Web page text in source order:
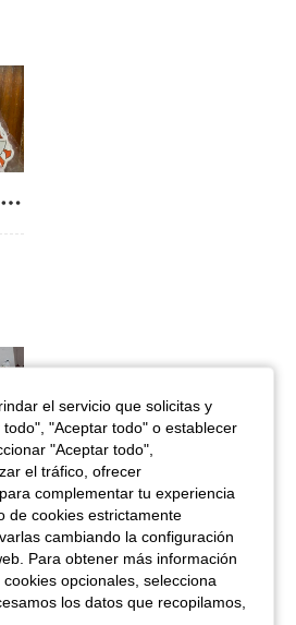
el servicio que solicitas y
"Aceptar todo" o establecer
"Aceptar todo",
el tráfico, ofrecer
complementar tu experiencia
de cookies estrictamente
cambiando la configuración
Para obtener más información
opcionales, selecciona
los datos que recopilamos,